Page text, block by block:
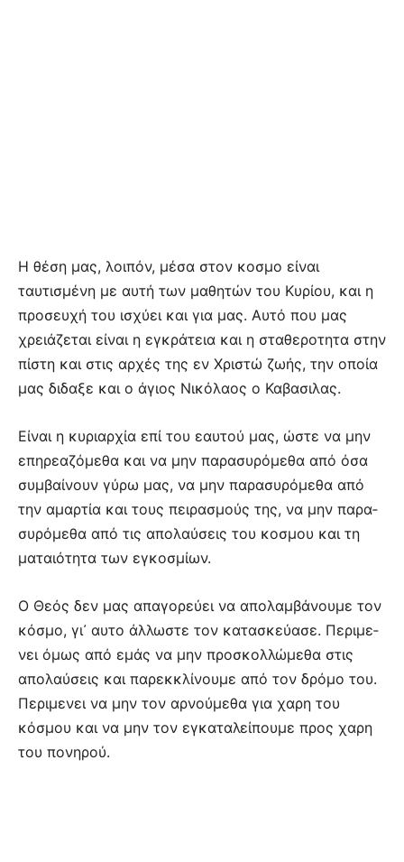
Η θέση μας, λοιπόν, μέσα στον κο­­σμο είναι
ταυτισμένη με αυτή των μαθητών του Κυρίου, και η
προ­­σευχή του ισχύει και για μας. Αυτό που μας
χρειάζεται είναι η εγκράτεια και η σταθε­ρο­τη­τα στην
πίστη και στις αρχές της εν Χριστώ ζωής, την οποία
μας δι­δα­ξε και ο άγιος Νικόλαος ο Κα­βα­σιλας.
Είναι η κυριαρχία επί του εαυτού μας, ώστε να μην
επηρεαζόμεθα και να μην παρασυρόμεθα από όσα
συμ­βαίνουν γύρω μας, να μην πα­ρα­­συρόμεθα από
την αμαρτία και τους πει­­ρα­σμούς της, να μην παρα­
συρόμεθα από τις απολαύσεις του κο­σμου και τη
ματαιότητα των εγκοσμίων.
Ο Θεός δεν μας απαγορεύει να απολαμβάνουμε τον
κόσμο, γι᾽ αυ­το άλλωστε τον κατασκεύασε. Πε­ρι­με­
νει όμως από εμάς να μην προσκολ­λώμεθα στις
απολαύσεις και παρεκ­κλίνουμε από τον δρόμο του.
Περι­με­νει να μην τον αρνού­μεθα για χα­­ρη του
κόσμου και να μην τον εγ­καταλείπουμε προς χα­ρη
του πο­νηρού.